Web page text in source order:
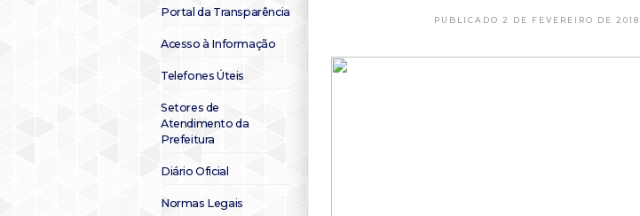
Portal da Transparência
Acesso à Informação
Telefones Úteis
Setores de
Atendimento da
Prefeitura
Diário Oficial
Normas Legais
PUBLICADO 2 DE FEVEREIRO DE 2018.